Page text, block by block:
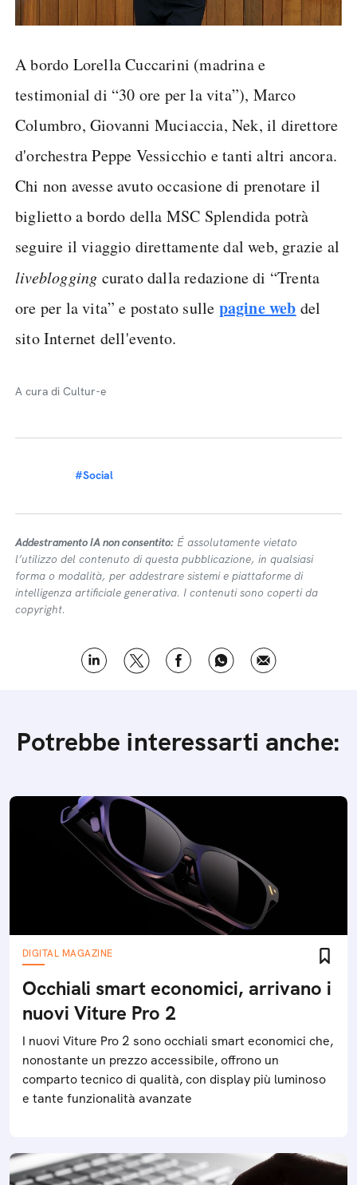
A bordo Lorella Cuccarini (madrina e
testimonial di “30 ore per la vita”), Marco
Columbro, Giovanni Muciaccia, Nek, il direttore
d'orchestra Peppe Vessicchio e tanti altri ancora.
Chi non avesse avuto occasione di prenotare il
biglietto a bordo della MSC Splendida potrà
seguire il viaggio direttamente dal web, grazie al
liveblogging curato dalla redazione di “Trenta
ore per la vita” e postato sulle pagine web del
sito Internet dell'evento.
A cura di Cultur-e
#Social
Addestramento IA non consentito: É assolutamente vietato
l’utilizzo del contenuto di questa pubblicazione, in qualsiasi
forma o modalità, per addestrare sistemi e piattaforme di
intelligenza artificiale generativa. I contenuti sono coperti da
copyright.
Potrebbe interessarti anche:
DIGITAL MAGAZINE
Occhiali smart economici, arrivano i
nuovi Viture Pro 2
I nuovi Viture Pro 2 sono occhiali smart economici che,
nonostante un prezzo accessibile, offrono un
comparto tecnico di qualità, con display più luminoso
e tante funzionalità avanzate